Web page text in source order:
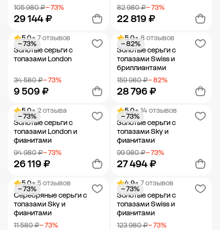
105 980 ₽− 73%
29 144 ₽
Добавить в корзину
82 980 ₽− 73%
22 819 ₽
Добавить в корзину
5.0• 7 отзывов
Золотые серьги с
топазами London
34 580 ₽− 73%
9 509 ₽
− 73%
Добавить в корзину
5.0• 8 отзывов
Золотые серьги с
топазами Swiss и
бриллиантами
159 980 ₽− 82%
28 796 ₽
− 82%
Добавить в корзину
5.0• 2 отзыва
Золотые серьги с
топазами London и
фианитами
94 980 ₽− 73%
26 119 ₽
− 73%
Добавить в корзину
5.0• 14 отзывов
Золотые серьги с
топазами Sky и
фианитами
99 980 ₽− 73%
27 494 ₽
− 73%
Добавить в корзину
5.0• 5 отзывов
Серебряные серьги с
топазами Sky и
фианитами
11 580 ₽− 73%
− 73%
4.9• 7 отзывов
Золотые серьги с
топазами Swiss и
фианитами
123 980 ₽− 73%
− 73%